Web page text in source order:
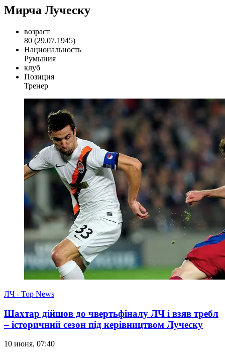
Мирча Луческу
возраст
80 (29.07.1945)
Национальность
Румыния
клуб
Позиция
Тренер
ЛЧ - Top News
Шахтар дійшов до чвертьфіналу ЛЧ і взяв требл
– історичний сезон під керівництвом Луческу
10 июня, 07:40